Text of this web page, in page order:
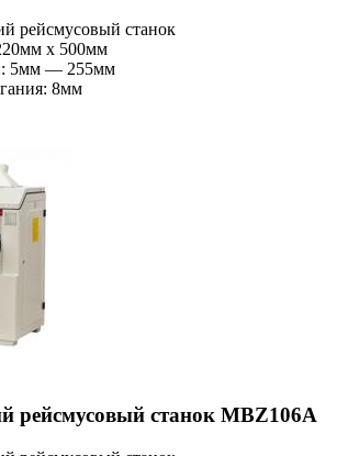
рейсмусовый станок
x 500мм
5мм — 255мм
8мм
рейсмусовый станок MBZ106A